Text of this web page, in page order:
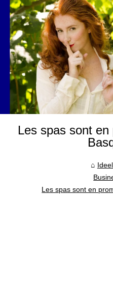
Les spas sont
Les spas sont en